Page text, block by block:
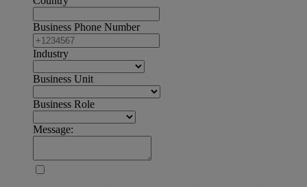
Business Phone Number
Industry
Business Unit
Business Role
Message: